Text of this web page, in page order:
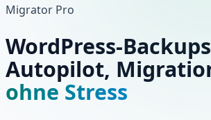
Migrator Pro
WordPress-
Autopilot,
ohne Stress